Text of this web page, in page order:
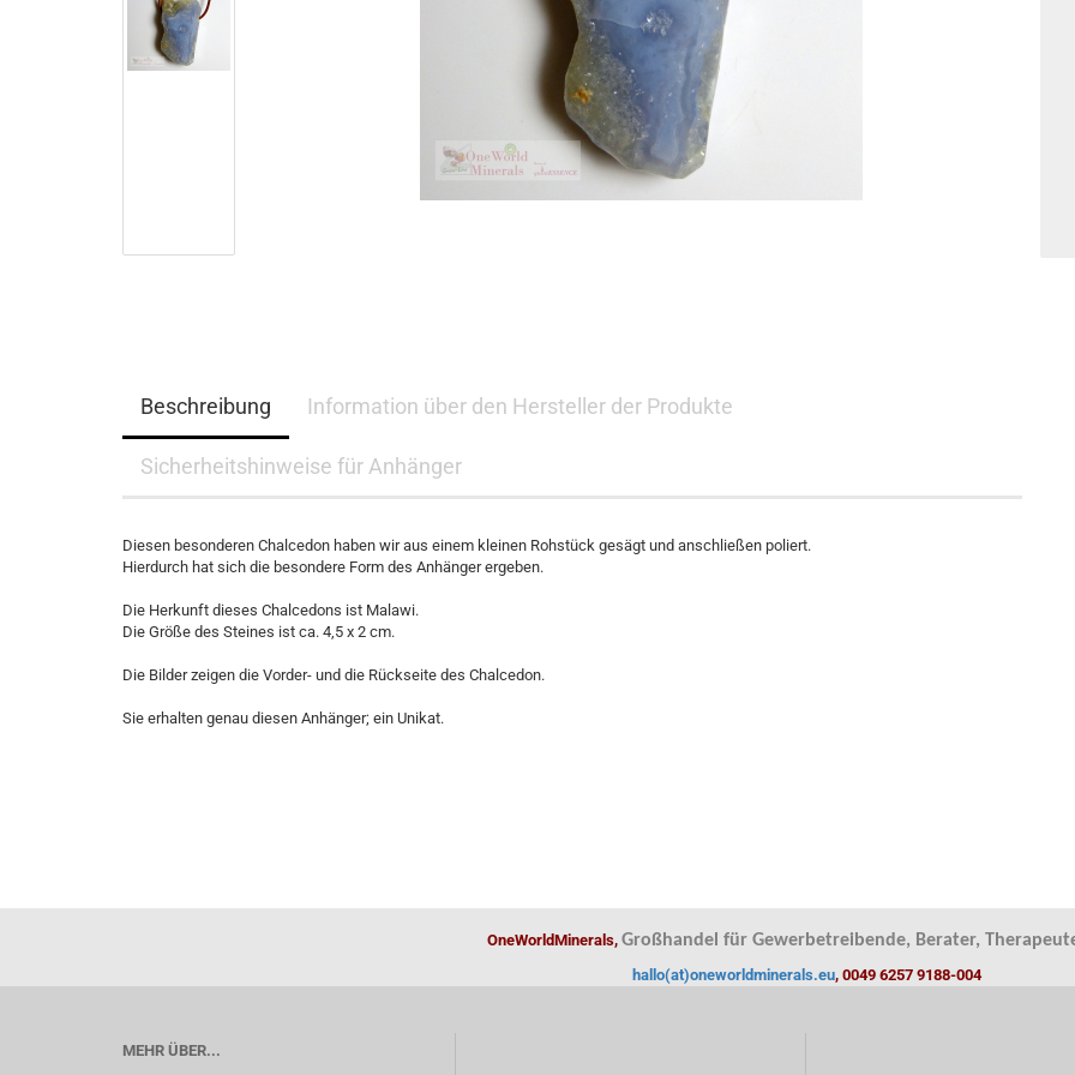
Beschreibung Information über den Hersteller der Produkte
Sicherheitshinweise für Anhänger
Diesen besonderen Chalcedon haben wir aus einem kleinen Rohstück gesägt und anschließen poliert.
Hierdurch hat sich die besondere Form des Anhänger ergeben.
Die Herkunft dieses Chalcedons ist Malawi.
Die Größe des Steines ist ca. 4,5 x 2 cm.
Die Bilder zeigen die Vorder- und die Rückseite des Chalcedon.
Sie erhalten genau diesen Anhänger; ein Unikat.
OneWorldMinerals, Großhandel für Gewerbetreibende, Berater,
hallo(at)oneworldminerals.eu, 0049 6257 9188-004
MEHR ÜBER...